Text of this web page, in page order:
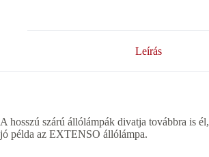
Leírás
A hosszú szárú állólámpák divatja továbbra is
jó példa az EXTENSO állólámpa.